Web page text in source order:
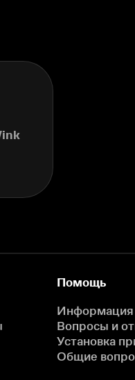
Помощь
Информация
Вопросы и
Установка
Общие